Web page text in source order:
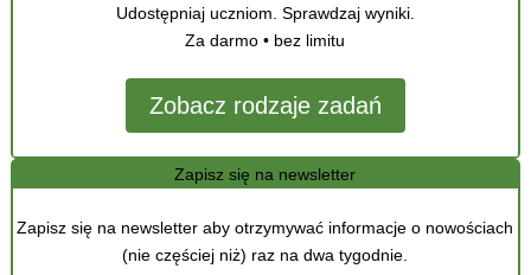
Udostępniaj uczniom. Sprawdzaj wyniki.
Za darmo • bez limitu
Zobacz rodzaje zadań
Zapisz się na newsletter
Zapisz się na newsletter aby otrzymywać informacje o nowościach
(nie częściej niż) raz na dwa tygodnie.